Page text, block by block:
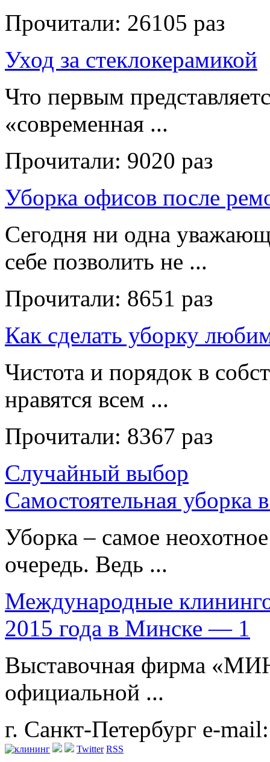
Прочитали: 26105 раз
Уход за стеклокерамикой
Что первым
«современная ...
Прочитали: 9020 раз
Уборка офисов после
Сегодня ни одна
себе позволить не ...
Прочитали: 8651 раз
Как сделать уборку
Чистота и порядок в
нравятся всем ...
Прочитали: 8367 раз
Случайный выбор
Самостоятельная уборка
Уборка – самое
очередь. Ведь ...
Международные
2015 года в Минске — 1
Выставочная фирма
официальной ...
г. Санкт-Петербург e-
Twitter RSS